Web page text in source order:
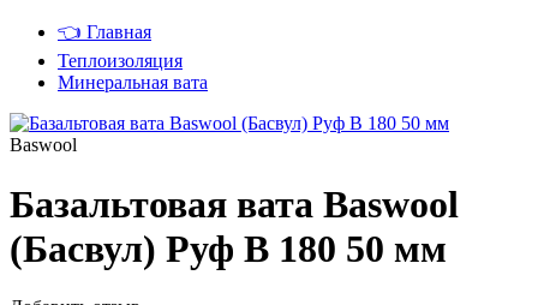
👈 Главная
Теплоизоляция
Минеральная вата
Baswool
Базальтовая вата Baswool
(Басвул) Руф В 180 50 мм